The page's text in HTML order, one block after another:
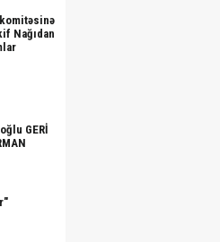
Nağıdan
GERİ